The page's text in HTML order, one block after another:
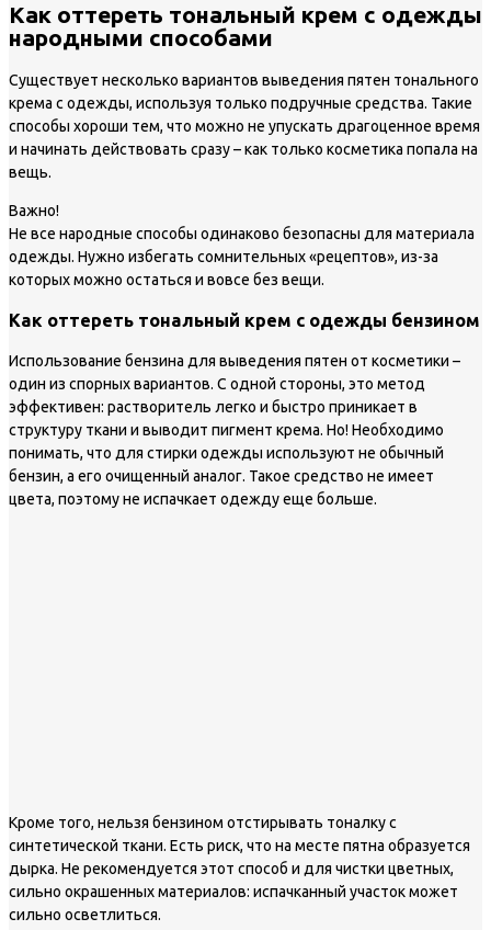
Как оттереть тональный крем с одежды
народными способами
Существует несколько вариантов выведения пятен тонального
крема с одежды, используя только подручные средства. Такие
способы хороши тем, что можно не упускать драгоценное время
и начинать действовать сразу – как только косметика попала на
вещь.
Важно!
Не все народные способы одинаково безопасны для материала
одежды. Нужно избегать сомнительных «рецептов», из-за
которых можно остаться и вовсе без вещи.
Как оттереть тональный крем с одежды бензином
Использование бензина для выведения пятен от косметики –
один из спорных вариантов. С одной стороны, это метод
эффективен: растворитель легко и быстро приникает в
структуру ткани и выводит пигмент крема. Но! Необходимо
понимать, что для стирки одежды используют не обычный
бензин, а его очищенный аналог. Такое средство не имеет
цвета, поэтому не испачкает одежду еще больше.
Кроме того, нельзя бензином отстирывать тоналку с
синтетической ткани. Есть риск, что на месте пятна образуется
дырка. Не рекомендуется этот способ и для чистки цветных,
сильно окрашенных материалов: испачканный участок может
сильно осветлиться.